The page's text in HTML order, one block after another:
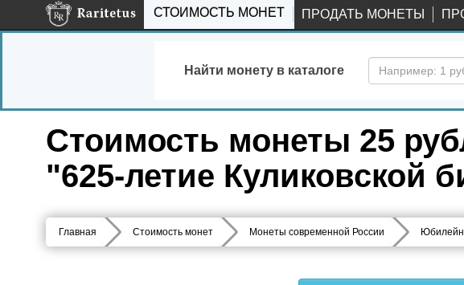
СТОИМОСТЬ МОНЕТ ПРОДАТЬ МОНЕТЫ
Найти монету в каталоге
Стоимость монеты 25
"625-летие Куликовской
Главная Стоимость монет Монеты современной России